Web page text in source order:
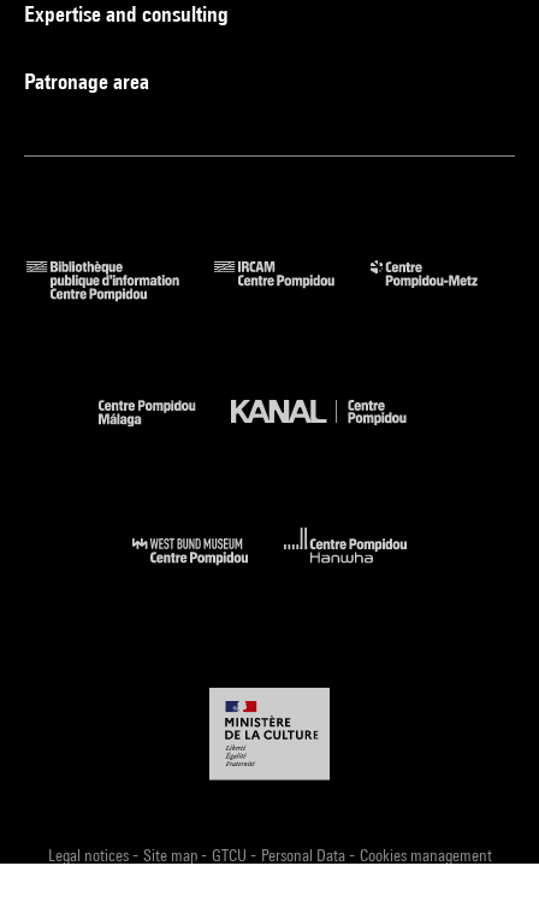
Expertise and consulting
Patronage area
Legal notices- Site map- GTCU - Personal Data- Cookies management